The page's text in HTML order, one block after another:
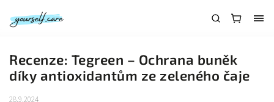
Recenze: Tegreen – Ochrana buněk
díky antioxidantům ze zeleného čaje
28.9.2024